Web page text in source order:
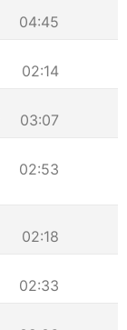
04:45
02:14
03:07
02:53
02:18
02:33